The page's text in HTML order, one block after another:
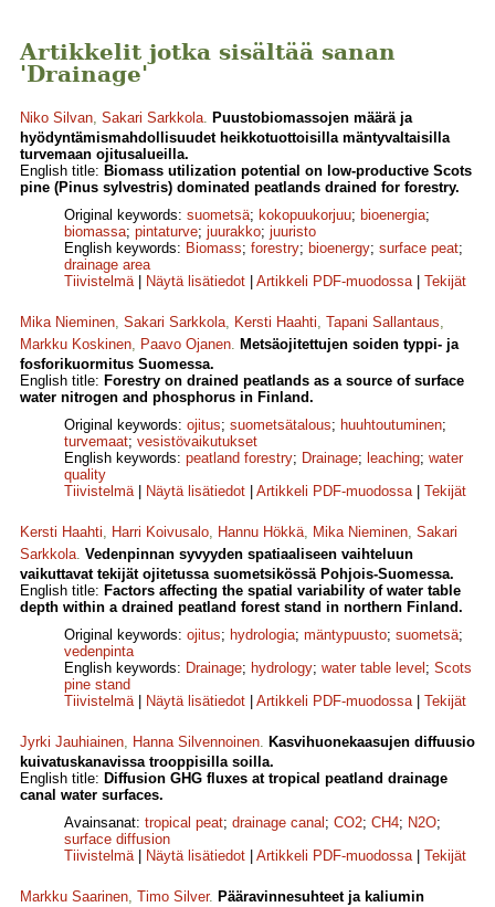
Artikkelit jotka sisältää sanan
'Drainage'
Niko Silvan, Sakari Sarkkola. Puustobiomassojen määrä ja
hyödyntämismahdollisuudet heikkotuottoisilla mäntyvaltaisilla
turvemaan ojitusalueilla.
English title: Biomass utilization potential on low-productive Scots
pine (Pinus sylvestris) dominated peatlands drained for forestry.
Original keywords: suometsä; kokopuukorjuu; bioenergia;
biomassa; pintaturve; juurakko; juuristo
English keywords: Biomass; forestry; bioenergy; surface peat;
drainage area
Tiivistelmä| Näytä lisätiedot Artikkeli PDF-muodossa| Tekijät
Mika Nieminen, Sakari Sarkkola, Kersti Haahti, Tapani Sallantaus,
Markku Koskinen, Paavo Ojanen. Metsäojitettujen soiden typpi- ja
fosforikuormitus Suomessa.
English title: Forestry on drained peatlands as a source of surface
water nitrogen and phosphorus in Finland.
Original keywords: ojitus; suometsätalous; huuhtoutuminen;
turvemaat; vesistövaikutukset
English keywords: peatland forestry; Drainage; leaching; water
quality
Tiivistelmä| Näytä lisätiedot Artikkeli PDF-muodossa| Tekijät
Kersti Haahti, Harri Koivusalo, Hannu Hökkä, Mika Nieminen, Sakari
Sarkkola. Vedenpinnan syvyyden spatiaaliseen vaihteluun
vaikuttavat tekijät ojitetussa suometsikössä Pohjois-Suomessa.
English title: Factors affecting the spatial variability of water table
depth within a drained peatland forest stand in northern Finland.
Original keywords: ojitus; hydrologia; mäntypuusto; suometsä;
vedenpinta
English keywords: Drainage; hydrology; water table level ; Scots
pine stand
Tiivistelmä| Näytä lisätiedot Artikkeli PDF-muodossa| Tekijät
Jyrki Jauhiainen, Hanna Silvennoinen. Kasvihuonekaasujen diffuusio
kuivatuskanavissa trooppisilla soilla.
English title: Diffusion GHG fluxes at tropical peatland drainage
canal water surfaces.
Avainsanat: tropical peat; drainage canal ; CO2; CH4; N2O;
surface diffusion
Tiivistelmä| Näytä lisätiedot Artikkeli PDF-muodossa| Tekijät
Markku Saarinen, Timo Silver. Pääravinnesuhteet ja kaliumin